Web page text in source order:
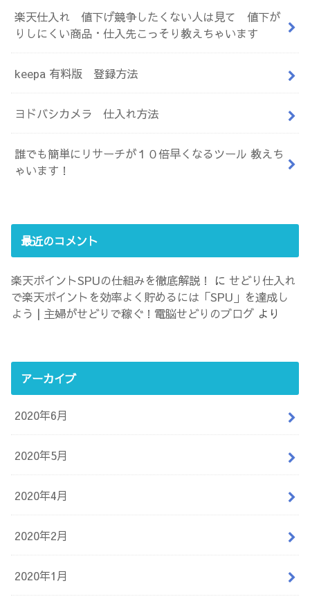
楽天仕入れ 値下げ競争したくない人は見て 値下が
りしにくい商品・仕入先こっそり教えちゃいます
keepa 有料版 登録方法
ヨドバシカメラ 仕入れ方法
誰でも簡単にリサーチが１０倍早くなるツール 教えち
ゃいます！
最近のコメント
楽天ポイントSPUの仕組みを徹底解説！ にせどり仕入れ
で楽天ポイントを効率よく貯めるには「SPU」を達成し
よう | 主婦がせどりで稼ぐ！電脳せどりのブログ より
アーカイブ
2020年6月
2020年5月
2020年4月
2020年2月
2020年1月